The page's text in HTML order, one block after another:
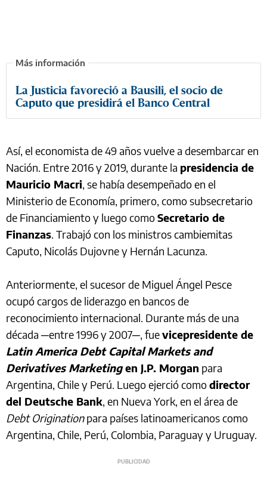
La Justicia favoreció a Bausili, el socio de
Caputo que presidirá el Banco Central
Así, el economista de 49 años vuelve a desembarcar en
Nación. Entre 2016 y 2019, durante la presidencia de
Mauricio Macri, se había desempeñado en el
Ministerio de Economía, primero, como subsecretario
de Financiamiento y luego comoSecretario de
Finanzas. Trabajó con los ministros cambiemitas
Caputo, Nicolás Dujovne y Hernán Lacunza.
Anteriormente, el sucesor de Miguel Ángel Pesce
ocupó cargos de liderazgo en bancos de
reconocimiento internacional. Durante más de una
década ─entre 1996 y 2007─, fuevicepresidente de
Latin America Debt Capital Markets and
Derivatives Marketingen J.P. Morgan para
Argentina, Chile y Perú. Luego ejerció comodirector
del Deutsche Bank, en Nueva York, en el área de
Debt Originationpara países latinoamericanos como
Argentina, Chile, Perú, Colombia, Paraguay y Uruguay.